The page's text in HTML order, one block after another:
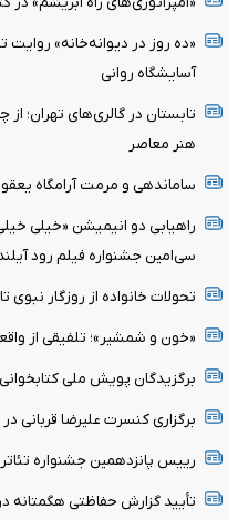
«ده روز در دیوانه‌خانه» روایت
آسایشگاه روانی
تابستان در گالری‌های تهران؛
هنر معاصر
ساماندهی و مرمت آرامگاه
راهیابی دو انیمیشن «خیلی
سی‌امین جشنواره فیلم رود
تحولات خانواده از روزگار
«خون و شمشیر»؛ تلفیقی از
برگزیدگان پویش ملی
برگزاری کنسرت علیرضا قربانی در
رییس پانزدهمین جشنواره
تأیید گزارش حفاظتی هگمتانه